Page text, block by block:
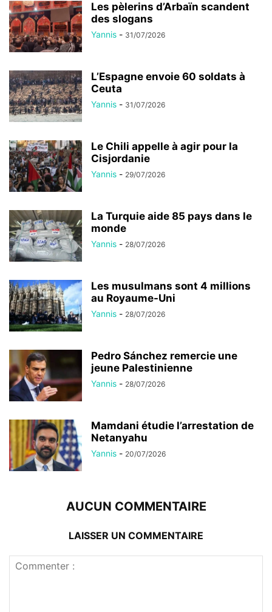
Les pèlerins d’Arbaïn scandent
des slogans
Yannis - 31/07/2026
L’Espagne envoie 60 soldats à
Ceuta
Yannis - 31/07/2026
Le Chili appelle à agir pour la
Cisjordanie
Yannis - 29/07/2026
La Turquie aide 85 pays dans le
monde
Yannis - 28/07/2026
Les musulmans sont 4 millions
au Royaume-Uni
Yannis - 28/07/2026
Pedro Sánchez remercie une
jeune Palestinienne
Yannis - 28/07/2026
Mamdani étudie l’arrestation de
Netanyahu
Yannis - 20/07/2026
AUCUN COMMENTAIRE
LAISSER UN COMMENTAIRE